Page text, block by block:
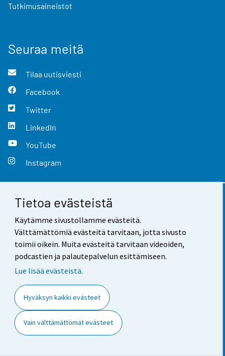
Tietoa evästeistä
Käytämme sivustollamme evästeitä.
Välttämättömiä evästeitä tarvitaan, jotta sivusto
toimii oikein. Muita evästeitä tarvitaan videoiden,
podcastien ja palautepalvelun esittämiseen.
Lue lisää evästeistä.
Hyväksyn kaikki evästeet
Vain välttämättömät evästeet
Tutkimusaineistot
Seuraa meitä
Tilaa uutisviesti
Facebook
Twitter
LinkedIn
YouTube
Instagram
Yhteystiedot
Palaute
Käyttöehdot
Saavutettavuus
Tietoa sivustosta
Evästeasetukset